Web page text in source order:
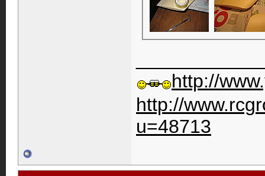
http://
http://
u=48713